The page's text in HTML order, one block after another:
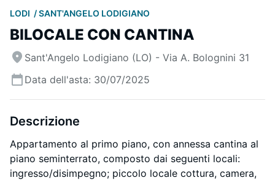
LODI SANT'ANGELO LODIGIANO
BILOCALE CON CANTINA
Sant'Angelo Lodigiano (LO) - Via A. Bolognini 31
Data dell'asta: 30/07/2025
Descrizione
Appartamento al primo piano, con annessa cantina al
piano seminterrato, composto dai seguenti locali:
ingresso/disimpegno; piccolo locale cottura, camera,